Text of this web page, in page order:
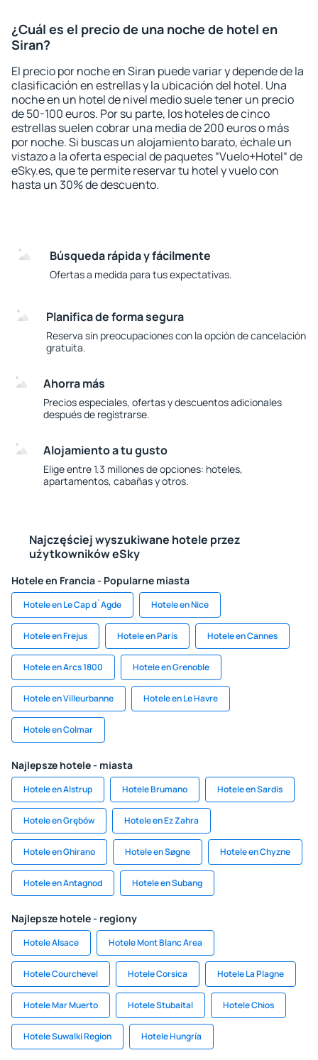
¿Cuál es el precio de una noche de hotel en
Siran?
El precio por noche en Siran puede variar y depende de la
clasificación en estrellas y la ubicación del hotel. Una
noche en un hotel de nivel medio suele tener un precio
de 50-100 euros. Por su parte, los hoteles de cinco
estrellas suelen cobrar una media de 200 euros o más
por noche. Si buscas un alojamiento barato, échale un
vistazo a la oferta especial de paquetes “Vuelo+Hotel“ de
eSky.es, que te permite reservar tu hotel y vuelo con
hasta un 30% de descuento.
Búsqueda rápida y fácilmente
Ofertas a medida para tus expectativas.
Planifica de forma segura
Reserva sin preocupaciones con la opción de cancelación
gratuita.
Ahorra más
Precios especiales, ofertas y descuentos adicionales
después de registrarse.
Alojamiento a tu gusto
Elige entre 1.3 millones de opciones: hoteles,
apartamentos, cabañas y otros.
Najczęściej wyszukiwane hotele przez
użytkowników eSky
Hotele en Francia - Popularne miasta
Hotele en Le Cap d`Agde Hotele en Nice
Hotele en Frejus Hotele en París Hotele en Cannes
Hotele en Arcs 1800 Hotele en Grenoble
Hotele en Villeurbanne Hotele en Le Havre
Hotele en Colmar
Najlepsze hotele - miasta
Hotele en Alstrup Hotele Brumano Hotele en Sardis
Hotele en Grębów Hotele en Ez Zahra
Hotele en Ghirano Hotele en Søgne Hotele en Chyzne
Hotele en Antagnod Hotele en Subang
Najlepsze hotele - regiony
Hotele Alsace Hotele Mont Blanc Area
Hotele Courchevel Hotele Corsica Hotele La Plagne
Hotele Mar Muerto Hotele Stubaital Hotele Chios
Hotele Suwalki Region Hotele Hungría